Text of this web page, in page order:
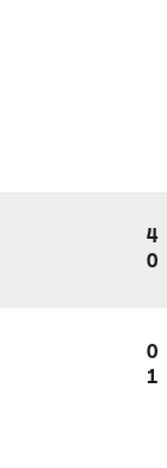
4
0
0
1